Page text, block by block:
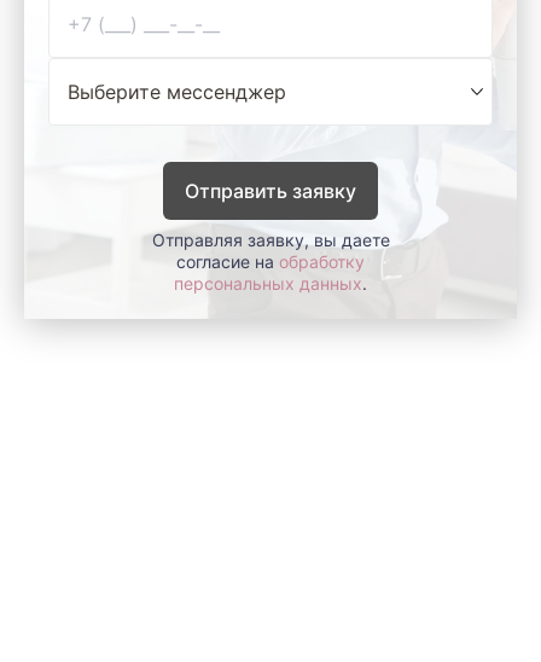
Отправить заявку
Отправляя заявку, вы даете
согласие на обработку
персональных данных.